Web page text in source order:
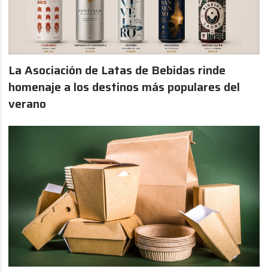
La Asociación de Latas de Bebidas rinde
homenaje a los destinos más populares del
verano